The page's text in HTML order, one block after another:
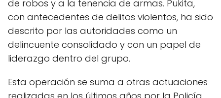
de robos y a la tenencia de armas. Pukita,
con antecedentes de delitos violentos, ha sido
descrito por las autoridades como un
delincuente consolidado y con un papel de
liderazgo dentro del grupo.
Esta operación se suma a otras actuaciones